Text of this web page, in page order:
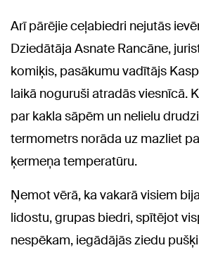
Arī pārējie ceļabiedri nejutās
Dziedātāja Asnate Rancāne,
komiķis, pasākumu vadītājs
laikā noguruši atradās viesnīcā.
par kakla sāpēm un nelielu
termometrs norāda uz mazliet
ķermeņa temperatūru.
Ņemot vērā, ka vakarā visiem
lidostu, grupas biedri, spītējot
nespēkam, iegādājās ziedu